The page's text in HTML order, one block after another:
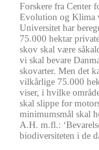
Forskere fra Center
Evolution og Klima
Universitet har
75.000 hektar
skov skal være
vi skal bevare
skovarter. Men det
vilkårlige 75.000
viser, i hvilke
skal slippe for
minimumsmål skal
A.H. m.fl.:
biodiversiteten i de